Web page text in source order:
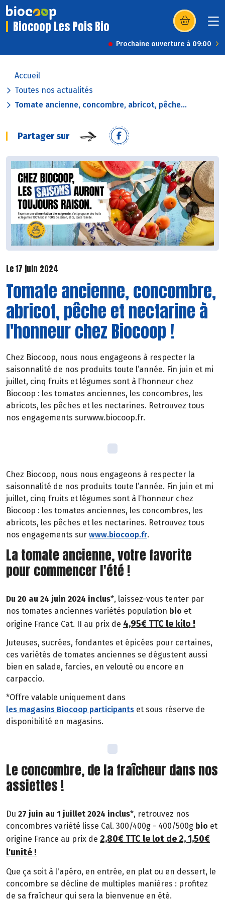
Biocoop Les Pois Bio (s’ouvre dans
Prochaine ouverture à 09:00
Accueil
Toutes nos actualités
Tomate ancienne, concombre, abricot, pêche...
Partager sur
Le 17 juin 2024
Tomate ancienne, concombre,
abricot, pêche et nectarine à
l'honneur chez Biocoop !
Chez Biocoop, nous nous engageons à respecter la
saisonnalité de nos produits toute l’année. Fin juin et mi
juillet, cinq fruits et légumes sont à l’honneur chez
Biocoop : les tomates anciennes, les concombres, les
abricots, les pêches et les nectarines. Retrouvez tous
nos engagements surwww.biocoop.fr.
Chez Biocoop, nous nous engageons à respecter la
saisonnalité de nos produits toute l’année. Fin juin et mi
juillet, cinq fruits et légumes sont à l’honneur chez
Biocoop : les tomates anciennes, les concombres, les
abricots, les pêches et les nectarines. Retrouvez tous
nos engagements sur www.biocoop.fr.
La tomate ancienne, votre favorite
pour commencer l'été !
Du 20 au 24 juin 2024 inclus*, laissez-vous tenter par
nos tomates anciennes variétés population bio et
origine France Cat. II au prix de 4,95€ TTC le kilo !
Juteuses, sucrées, fondantes et épicées pour certaines,
ces variétés de tomates anciennes se dégustent aussi
bien en salade, farcies, en velouté ou encore en
carpaccio.
*Offre valable uniquement dans
les magasins Biocoop participants et sous réserve de
disponibilité en magasins.
Le concombre, de la fraîcheur dans nos
assiettes !
Du 27 juin au 1 juillet 2024 inclus*, retrouvez nos
concombres variété lisse Cal. 300/400g - 400/500g bio et
origine France au prix de 2,80€ TTC le lot de 2, 1,50€
l'unité !
Que ça soit à l'apéro, en entrée, en plat ou en dessert, le
concombre se décline de multiples manières : profitez
de sa fraîcheur qui sera la bienvenue en été.